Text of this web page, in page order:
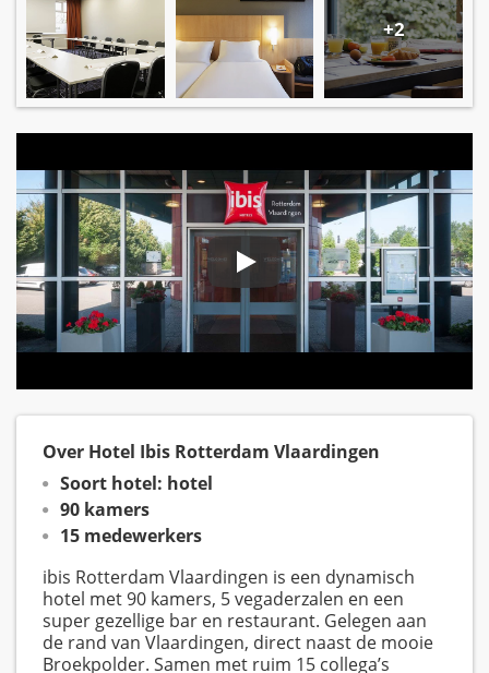
+2
Over Hotel Ibis Rotterdam Vlaardingen
Soort hotel: hotel
90 kamers
15 medewerkers
ibis Rotterdam Vlaardingen is een dynamisch
hotel met 90 kamers, 5 vegaderzalen en een
super gezellige bar en restaurant. Gelegen aan
de rand van Vlaardingen, direct naast de mooie
Broekpolder. Samen met ruim 15 collega’s